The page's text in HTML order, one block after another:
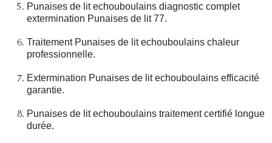
Punaises de lit echouboulains diagnostic complet
extermination Punaises de lit 77.
Traitement Punaises de lit echouboulains chaleur
professionnelle.
Extermination Punaises de lit echouboulains efficacité
garantie.
Punaises de lit echouboulains traitement certifié longue
durée.